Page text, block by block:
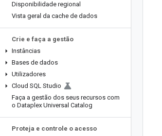
Disponibilidade regional
Vista geral da cache de dados
Crie e faça a gestão
Instâncias
Bases de dados
Utilizadores
Cloud SQL Studio
Faça a gestão dos seus recursos com
o Dataplex Universal Catalog
Proteja e controle o acesso